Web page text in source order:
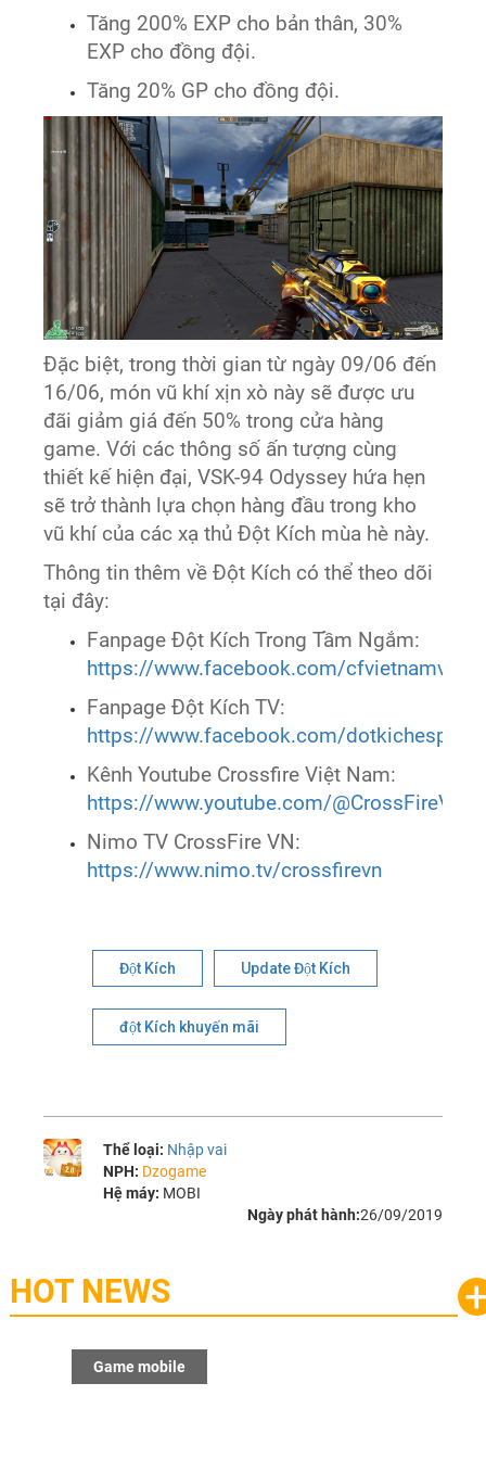
Tăng 200% EXP cho bản thân, 30%
EXP cho đồng đội.
Tăng 20% GP cho đồng đội.
Đặc biệt, trong thời gian từ ngày 09/06 đến
16/06, món vũ khí xịn xò này sẽ được ưu
đãi giảm giá đến 50% trong cửa hàng
game. Với các thông số ấn tượng cùng
thiết kế hiện đại, VSK-94 Odyssey hứa hẹn
sẽ trở thành lựa chọn hàng đầu trong kho
vũ khí của các xạ thủ Đột Kích mùa hè này.
Thông tin thêm về Đột Kích có thể theo dõi
tại đây:
Fanpage Đột Kích Trong Tầm Ngắm:
https://www.facebook.com/cfvietnamvtc
Fanpage Đột Kích TV:
https://www.facebook.com/
Kênh Youtube Crossfire Việt Nam:
https://www.youtube.com/
Nimo TV CrossFire VN:
https://www.nimo.tv/crossfirevn
Đột Kích Update Đột Kích
đột Kích khuyến mãi
Thể loại: Nhập vai
NPH: Dzogame
Hệ máy: MOBI
Ngày phát hành:26/09/2019
HOT NEWS
Game mobile